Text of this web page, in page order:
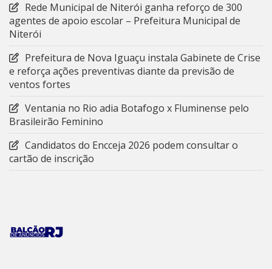
Rede Municipal de Niterói ganha reforço de 300
agentes de apoio escolar – Prefeitura Municipal de
Niterói
Prefeitura de Nova Iguaçu instala Gabinete de Crise
e reforça ações preventivas diante da previsão de
ventos fortes
Ventania no Rio adia Botafogo x Fluminense pelo
Brasileirão Feminino
Candidatos do Encceja 2026 podem consultar o
cartão de inscrição